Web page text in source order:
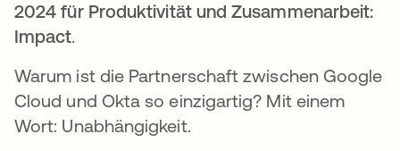
2024 für Produktivität und Zusammenarbeit:
Impact.
Warum ist die Partnerschaft zwischen Google
Cloud und Okta so einzigartig? Mit einem
Wort: Unabhängigkeit.